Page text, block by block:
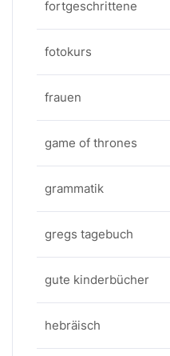
fortgeschrittene
fotokurs
frauen
game of thrones
grammatik
gregs tagebuch
gute kinderbücher
hebräisch